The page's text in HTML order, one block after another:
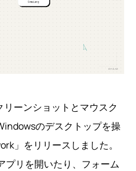
ーンショットとマウスク
のデスクトップを操
」をリリースしました。
プリを開いたり、フォーム